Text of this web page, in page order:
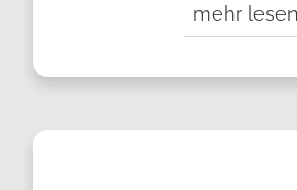
mehr lesen